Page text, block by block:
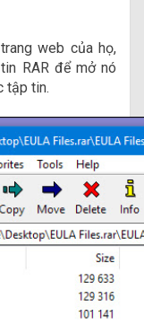
web của họ,
RAR để mở nó
tập tin.